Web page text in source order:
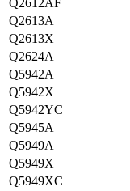
Q2612AF
Q2613A
Q2613X
Q2624A
Q5942A
Q5942X
Q5942YC
Q5945A
Q5949A
Q5949X
Q5949XC